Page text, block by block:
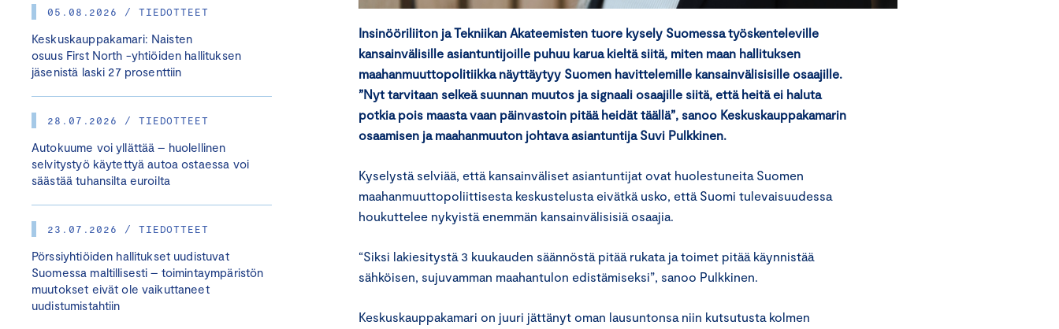
05.08.2026 / TIEDOTTEET
Keskuskauppakamari: Naisten
osuus First North -yhtiöiden hallituksen
jäsenistä laski 27 prosenttiin
28.07.2026 / TIEDOTTEET
Autokuume voi yllättää – huolellinen
selvitystyö käytettyä autoa ostaessa voi
säästää tuhansilta euroilta
23.07.2026 / TIEDOTTEET
Pörssiyhtiöiden hallitukset uudistuvat
Suomessa maltillisesti – toimintaympäristön
muutokset eivät ole vaikuttaneet
uudistumistahtiin
Insinööriliiton ja Tekniikan Akateemisten tuore kysely Suomessa työskenteleville
kansainvälisille asiantuntijoille puhuu karua kieltä siitä, miten maan hallituksen
maahanmuuttopolitiikka näyttäytyy Suomen havittelemille kansainvälisisille osaajille.
”Nyt tarvitaan selkeä suunnan muutos ja signaali osaajille siitä, että heitä ei haluta
potkia pois maasta vaan päinvastoin pitää heidät täällä”, sanoo Keskuskauppakamarin
osaamisen ja maahanmuuton johtava asiantuntija Suvi Pulkkinen.
Kyselystä selviää, että kansainväliset asiantuntijat ovat huolestuneita Suomen
maahanmuuttopoliittisesta keskustelusta eivätkä usko, että Suomi tulevaisuudessa
houkuttelee nykyistä enemmän kansainvälisisiä osaajia.
“Siksi lakiesitystä 3 kuukauden säännöstä pitää rukata ja toimet pitää käynnistää
sähköisen, sujuvamman maahantulon edistämiseksi”, sanoo Pulkkinen.
Keskuskauppakamari on juuri jättänyt oman lausuntonsa niin kutsutusta kolmen